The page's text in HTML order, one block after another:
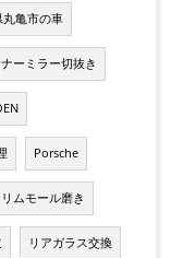
丸亀市の車
ーミラー切抜き
Porsche
リムモール磨き
リアガラス交換